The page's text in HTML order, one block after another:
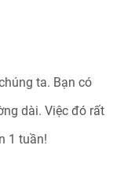
ta. Bạn có
dài. Việc đó rất
1 tuần!